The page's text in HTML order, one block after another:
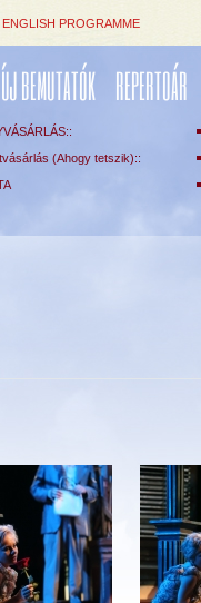
ENGLISH PROGRAMME
ÚJ BEMUTATÓK REPERTOÁR
(Ahogy tetszik)::